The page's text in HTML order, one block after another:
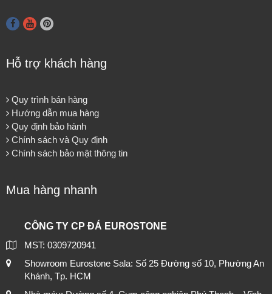
Hỗ trợ khách hàng
Quy trình bán hàng
Hướng dẫn mua hàng
Quy định bảo hành
Chính sách và Quy định
Chính sách bảo mật thông tin
Mua hàng nhanh
CÔNG TY CP ĐÁ EUROSTONE
MST: 0309720941
Showroom Eurostone Sala: Số 25 Đường số 10, Phường An
Khánh, Tp. HCM